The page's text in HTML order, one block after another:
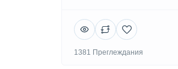
1381 Преглеждания